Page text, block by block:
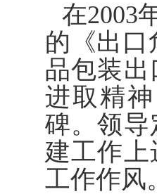
在2003
的《出
品包装
进取精
碑。领
建工作
工作作风。